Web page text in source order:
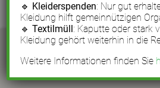
🔹 Kleiderspenden: Nur gut
Kleidung hilft gemeinnützigen
🔹Textilmüll: Kaputte oder stark
Kleidung gehört weiterhin in die
Weitere Informationen finden Sie